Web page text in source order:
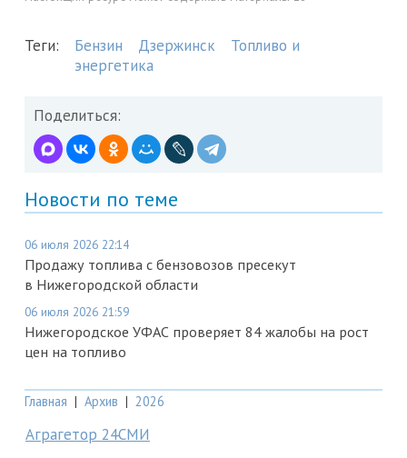
Теги: Бензин Дзержинск
Топливо и
энергетика
Поделиться:
Новости по теме
06 июля 2026 22:14
Продажу топлива с бензовозов пресекут
в Нижегородской области
06 июля 2026 21:59
Нижегородское УФАС проверяет 84 жалобы на рост
цен на топливо
Главная | Архив | 2026
Аграгетор 24СМИ